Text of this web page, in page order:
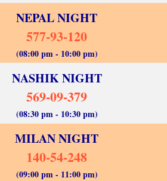
NEPAL NIGHT
577-93-120
(08:00 pm - 10:00 pm)
NASHIK NIGHT
569-09-379
(08:30 pm - 10:30 pm)
MILAN NIGHT
140-54-248
(09:00 pm - 11:00 pm)